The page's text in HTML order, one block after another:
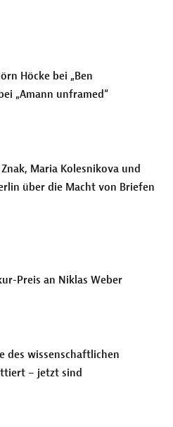
Höcke bei „Ben
„Amann unframed“
Maria Kolesnikova und
über die Macht von Briefen
Preis an Niklas Weber
des wissenschaftlichen
– jetzt sind